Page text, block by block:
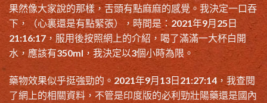
果然像大家說的那樣，舌頭有點麻麻的感覺。我決定一口吞
下，（心裏還是有點緊張），時間是：2021年9月25日
21:16:17，服用後按照網上的介紹，喝了滿滿一大杯白開
水，應該有350ml，我決定以3個小時為限。
藥物效果似乎挺強勁的。2021年9月13日21:27:14，我查閱
了網上的相關資料，不管是印度版的必利勁壯陽藥還是國內